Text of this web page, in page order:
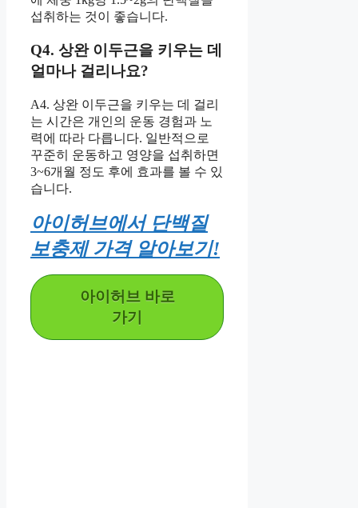
섭취하는 것이 좋습니다.
Q4. 상완 이두근을 키우는 데
얼마나 걸리나요?
A4. 상완 이두근을 키우는 데 걸리
는 시간은 개인의 운동 경험과 노
력에 따라 다릅니다. 일반적으로
꾸준히 운동하고 영양을 섭취하면
3~6개월 정도 후에 효과를 볼 수 있
습니다.
아이허브에서 단백질
보충제 가격 알아보기!
아이허브 바로
가기